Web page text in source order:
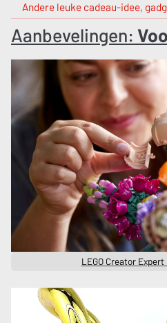
Andere leuke cadeau-idee,
Aanbevelingen:
LEGO Creator